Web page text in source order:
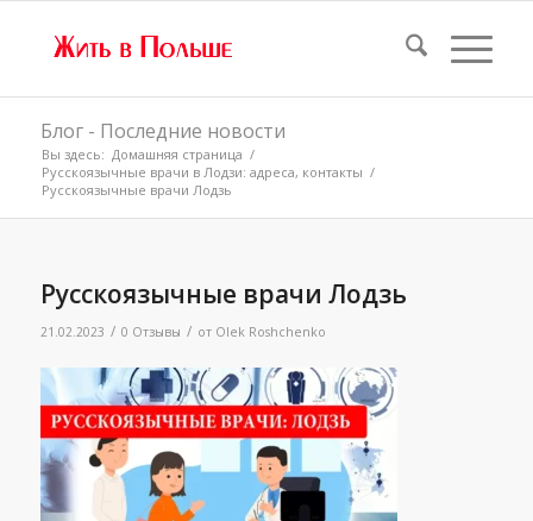
Блог - Последние новости
Вы здесь: Домашняя страница /
Русскоязычные врачи в Лодзи: адреса, контакты /
Русскоязычные врачи Лодзь
Русскоязычные врачи Лодзь
21.02.2023 / 0 Отзывы / от Olek Roshchenko